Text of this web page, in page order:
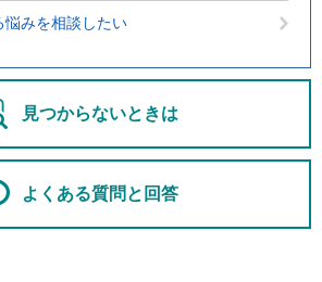
悩みを相談したい
見つからないときは
よくある質問と回答